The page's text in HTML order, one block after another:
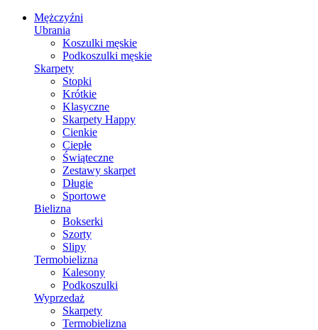
Mężczyźni
Ubrania
Koszulki męskie
Podkoszulki męskie
Skarpety
Stopki
Krótkie
Klasyczne
Skarpety Happy
Cienkie
Ciepłe
Świąteczne
Zestawy skarpet
Długie
Sportowe
Bielizna
Bokserki
Szorty
Slipy
Termobielizna
Kalesony
Podkoszulki
Wyprzedaż
Skarpety
Termobielizna